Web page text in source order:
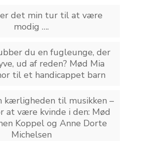
det min tur til at være
modig ….
du en fugleunge, der
ud af reden? Mød Mia
til et handicappet barn
kærligheden til musikken –
at være kvinde i den: Mød
Koppel og Anne Dorte
Michelsen